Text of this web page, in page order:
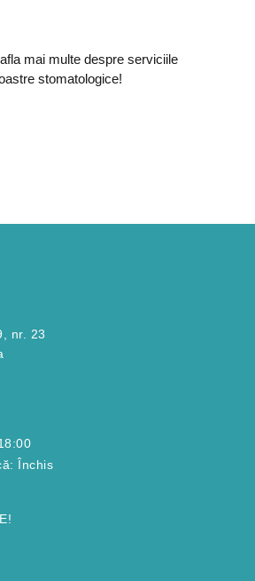
mai multe despre serviciile
stomatologice!
nr. 23
Închis